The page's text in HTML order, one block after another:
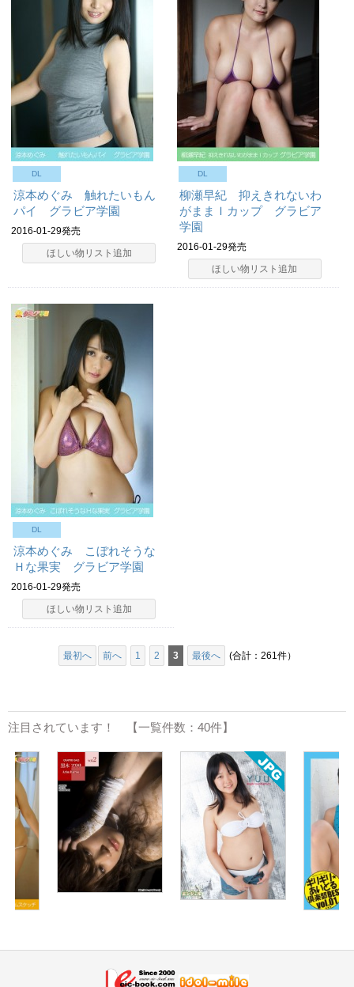
DL
涼本めぐみ 触れたいもん
パイ グラビア学園
2016-01-29発売
ほしい物リスト追加
DL
柳瀬早紀 抑えきれないわ
がままＩカップ グラビア
学園
2016-01-29発売
ほしい物リスト追加
DL
涼本めぐみ こぼれそうな
Ｈな果実 グラビア学園
2016-01-29発売
ほしい物リスト追加
最初へ 前へ 1 2 3 最後へ (合計：261件）
注目されています！ 【一覧件数：40件】